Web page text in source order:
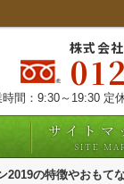
株式会
間：9:30～19:30 定
サイトマ
SITE MAP
2019の特徴やおもて